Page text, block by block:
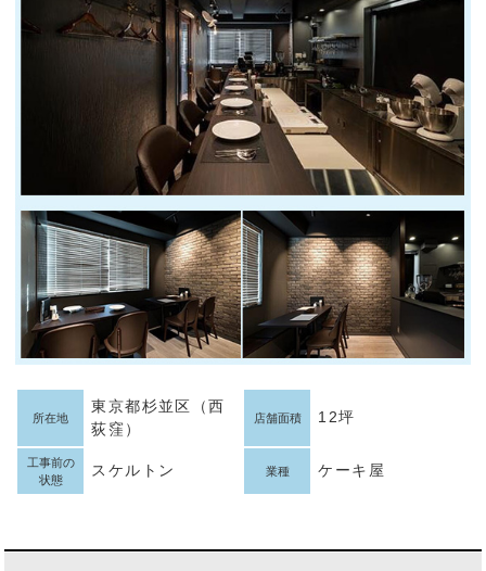
所在地
東京都杉並区（西
荻窪）
店舗面積 12坪
工事前の
状態
スケルトン 業種 ケーキ屋